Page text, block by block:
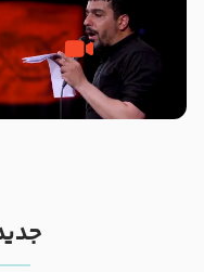
تک ، عبّاس، صاحب دل‌هاست –
حاج حنیف طاهری – عزاداری